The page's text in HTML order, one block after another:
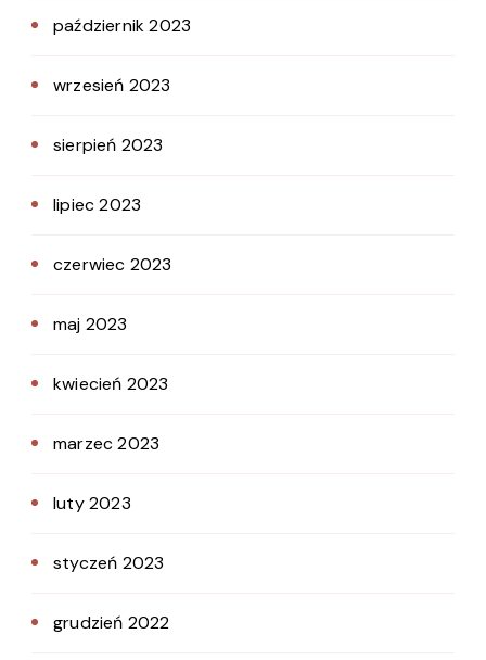
październik 2023
wrzesień 2023
sierpień 2023
lipiec 2023
czerwiec 2023
maj 2023
kwiecień 2023
marzec 2023
luty 2023
styczeń 2023
grudzień 2022